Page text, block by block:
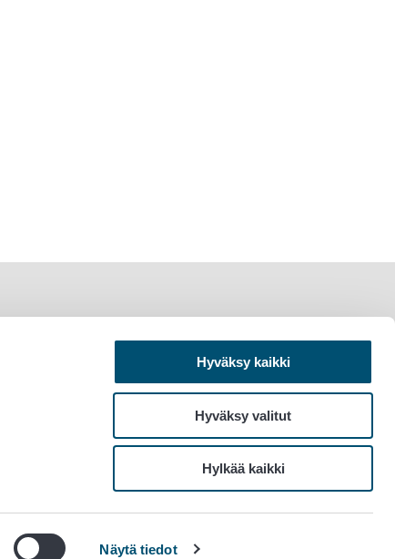
Näytä tiedot
Hyväksy kaikki
Hyväksy valitut
Hylkää kaikki